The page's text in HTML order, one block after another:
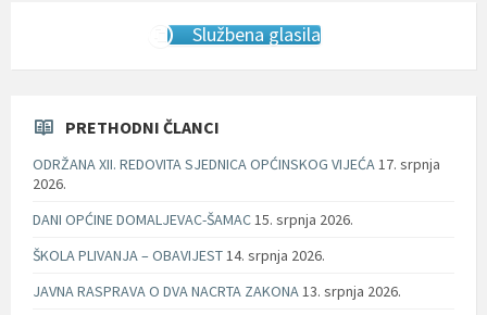
Službena glasila
PRETHODNI ČLANCI
ODRŽANA XII. REDOVITA SJEDNICA OPĆINSKOG VIJEĆA17. srpnja
2026.
DANI OPĆINE DOMALJEVAC-ŠAMAC15. srpnja 2026.
ŠKOLA PLIVANJA – OBAVIJEST14. srpnja 2026.
JAVNA RASPRAVA O DVA NACRTA ZAKONA13. srpnja 2026.